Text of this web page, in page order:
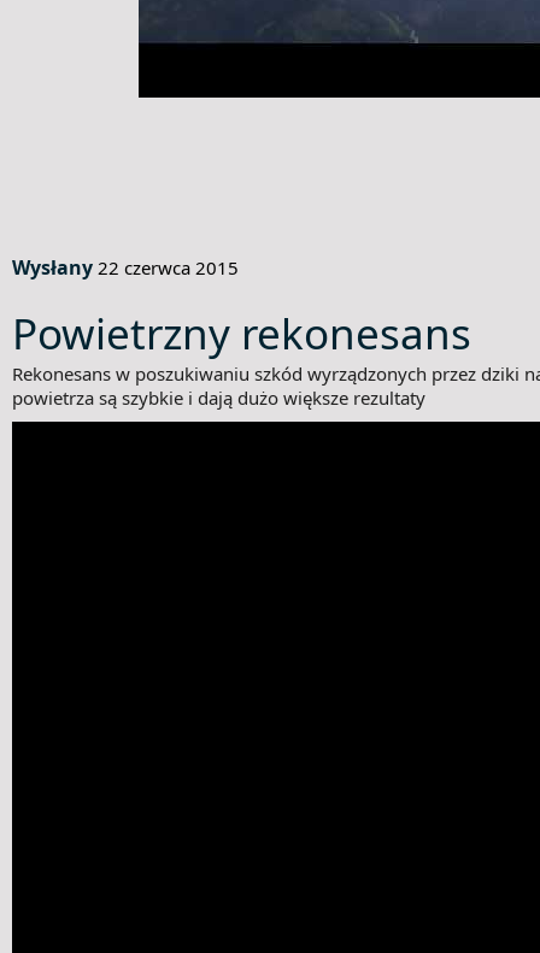
Wysłany 22 czerwca 2015
Powietrzny rekonesans
Rekonesans w poszukiwaniu szkód wyrządzonych przez dziki
powietrza są szybkie i dają dużo większe rezultaty